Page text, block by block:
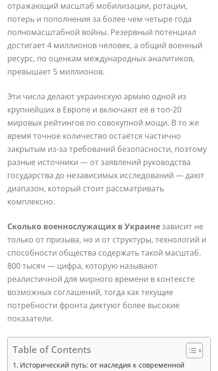
отражающий масштаб мобилизации, ротации,
потерь и пополнения за более чем четыре года
полномасштабной войны. Резервный потенциал
достигает 4 миллионов человек, а общий военный
ресурс, по оценкам международных аналитиков,
превышает 5 миллионов.
Эти числа делают украинскую армию одной из
крупнейших в Европе и включают её в топ-20
мировых рейтингов по совокупной мощи. В то же
время точное количество остаётся частично
закрытым из-за требований безопасности, поэтому
разные источники — от заявлений руководства
государства до независимых исследований — дают
диапазон, который стоит рассматривать
комплексно.
Сколько военнослужащих в Украинезависит не
только от призыва, но и от структуры, технологий и
способности общества содержать такой масштаб.
800 тысяч — цифра, которую называют
реалистичной для мирного времени в контексте
возможных соглашений, тогда как текущие
потребности фронта диктуют более высокие
показатели.
Table of Contents
Исторический путь: от наследия к современной